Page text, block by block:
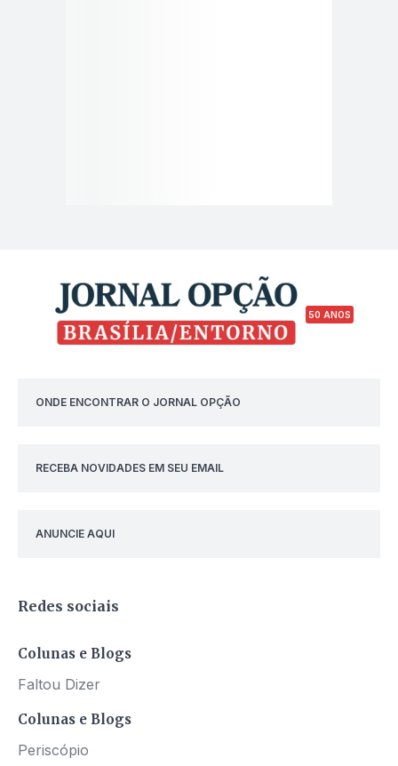
50 ANOS
ONDE ENCONTRAR O JORNAL OPÇÃO
RECEBA NOVIDADES EM SEU EMAIL
ANUNCIE AQUI
Redes sociais
Colunas e Blogs
Faltou Dizer
Colunas e Blogs
Periscópio